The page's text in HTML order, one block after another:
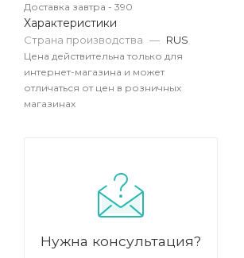
Доставка завтра - 390
Характеристики
Страна производства — RUS
Цена действительна только для
интернет-магазина и может
отличаться от цен в розничных
магазинах
Нужна консультация?